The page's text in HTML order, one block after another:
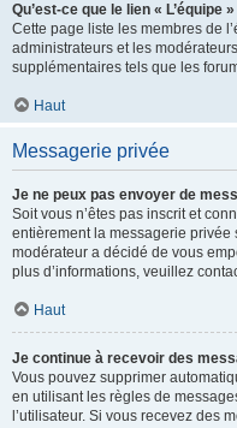
Qu’est-ce que le lien « L’équipe
Cette page liste les membres de
administrateurs et les
supplémentaires tels que les
Haut
Messagerie privée
Je ne peux pas envoyer de
Soit vous n’êtes pas inscrit et
entièrement la messagerie privée
modérateur a décidé de vous
plus d’informations, veuillez
Haut
Je continue à recevoir des
Vous pouvez supprimer
en utilisant les règles de
l’utilisateur. Si vous recevez des